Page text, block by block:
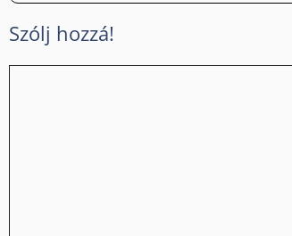
Szólj hozzá!